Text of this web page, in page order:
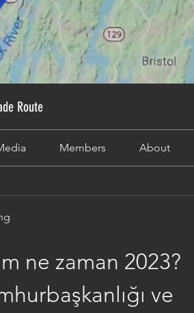
Route
Members About
ne zaman 2023?
ve